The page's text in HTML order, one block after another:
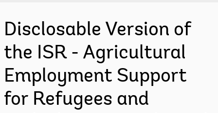
Disclosable Version of
the ISR - Agricultural
Employment Support
for Refugees and